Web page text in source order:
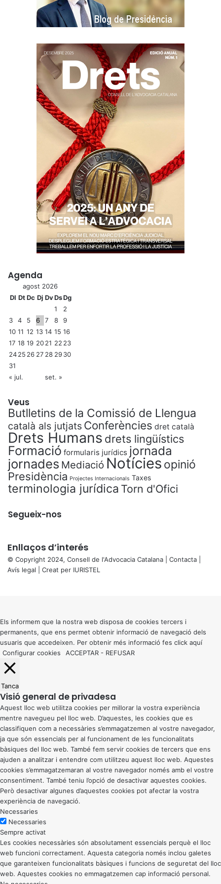
Agenda
agost 2026
Dl DtDc Dj DvDsDg
1
2
3
4 5 6 7 8
9
10 11 12 13 14 15 16
17 18 19 2021 22 23
2425 26 27 28 2930
31
« jul.
set. »
Veus
Butlletins de la Comissió de Llengua
català als jutjats Conferències dret català
Drets Humans drets lingüístics
Formació formularis jurídics jornada
jornades Mediació Notícies opinió
Presidència Projectes Internacionals Taxes
terminologia jurídica Torn d'Ofici
Segueix-nos
Enllaços d’interés
© Copyright 2024, Consell de l'Advocacia Catalana | Contacta
Avís legal | Creat per IURISTEL
button
Els informem que la nostra web disposa de cookies tercers i
permanents, que ens permet obtenir informació de navegació dels
usuaris que accedeixen. Per obtenir més informació fes click aquí
Configurar cookies
ACCEPTAR - REFUSAR
Tanca
Visió general de privadesa
Aquest lloc web utilitza cookies per millorar la vostra experiència
mentre navegueu pel lloc web. D’aquestes, les cookies que es
classifiquen com a necessàries s’emmagatzemen al vostre navegador,
ja que són essencials per al funcionament de les funcionalitats
bàsiques del lloc web. També fem servir cookies de tercers que ens
ajuden a analitzar i entendre com utilitzeu aquest lloc web. Aquestes
cookies s’emmagatzemaran al vostre navegador només amb el vostre
consentiment. També teniu l’opció de desactivar aquestes cookies.
Però desactivar algunes d’aquestes cookies pot afectar la vostra
experiència de navegació.
Necessaries
Necessaries
Sempre activat
Les cookies necessàries són absolutament essencials perquè el lloc
web funcioni correctament. Aquesta categoria només inclou galetes
que garanteixen funcionalitats bàsiques i funcions de seguretat del lloc
web. Aquestes cookies no emmagatzemen cap informació personal.